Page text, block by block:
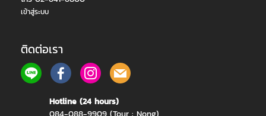
เข้าสู่ระบบ
ติดต่อเรา
Hotline (24 hours)